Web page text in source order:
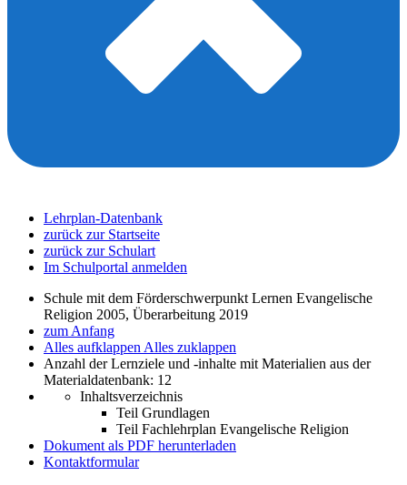
Lehrplan-Datenbank
zurück zur Startseite
zurück zur Schulart
Im Schulportal anmelden
Schule mit dem Förderschwerpunkt Lernen Evangelische
Religion 2005, Überarbeitung 2019
zum Anfang
Alles aufklappen Alles zuklappen
Anzahl der Lernziele und -inhalte mit Materialien aus der
Materialdatenbank: 12
Inhaltsverzeichnis
Teil Grundlagen
Teil Fachlehrplan Evangelische Religion
Dokument als PDF herunterladen
Kontaktformular